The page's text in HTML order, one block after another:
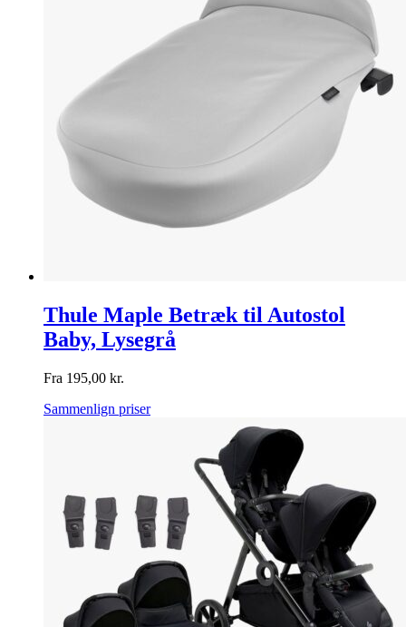
Thule Maple Betræk til Autostol
Baby, Lysegrå
Fra 195,00 kr.
Sammenlign priser